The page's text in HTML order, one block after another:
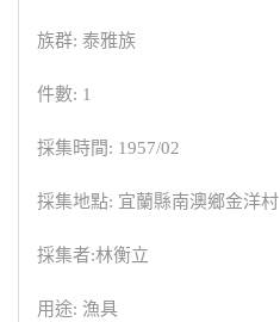
族群: 泰雅族
件數: 1
採集時間: 1957/02
採集地點: 宜蘭縣南澳鄉金洋村
採集者:林衡立
用途: 漁具